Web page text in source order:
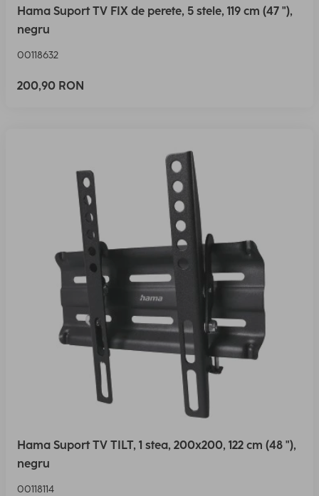
Hama Suport TV FIX de perete, 5 stele, 119 cm (47 "),
negru
00118632
200,90 RON
Hama Suport TV TILT, 1 stea, 200x200, 122 cm (48 "),
negru
00118114